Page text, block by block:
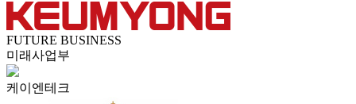
FUTURE BUSINESS
미래사업부
케이엔테크